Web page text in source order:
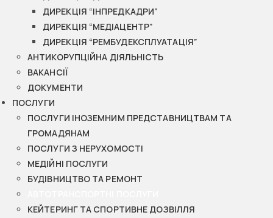
ДИРЕКЦІЯ “ІНПРЕДКАДРИ”
ДИРЕКЦІЯ “МЕДІАЦЕНТР”
ДИРЕКЦІЯ “РЕМБУДЕКСПЛУАТАЦІЯ”
АНТИКОРУПЦІЙНА ДІЯЛЬНІСТЬ
ВАКАНСІЇ
ДОКУМЕНТИ
ПОСЛУГИ
ПОСЛУГИ ІНОЗЕМНИМ ПРЕДСТАВНИЦТВАМ ТА
ГРОМАДЯНАМ
ПОСЛУГИ З НЕРУХОМОСТІ
МЕДІЙНІ ПОСЛУГИ
БУДІВНИЦТВО ТА РЕМОНТ
КЕЙТЕРИНГ ТА СПОРТИВНЕ ДОЗВІЛЛЯ